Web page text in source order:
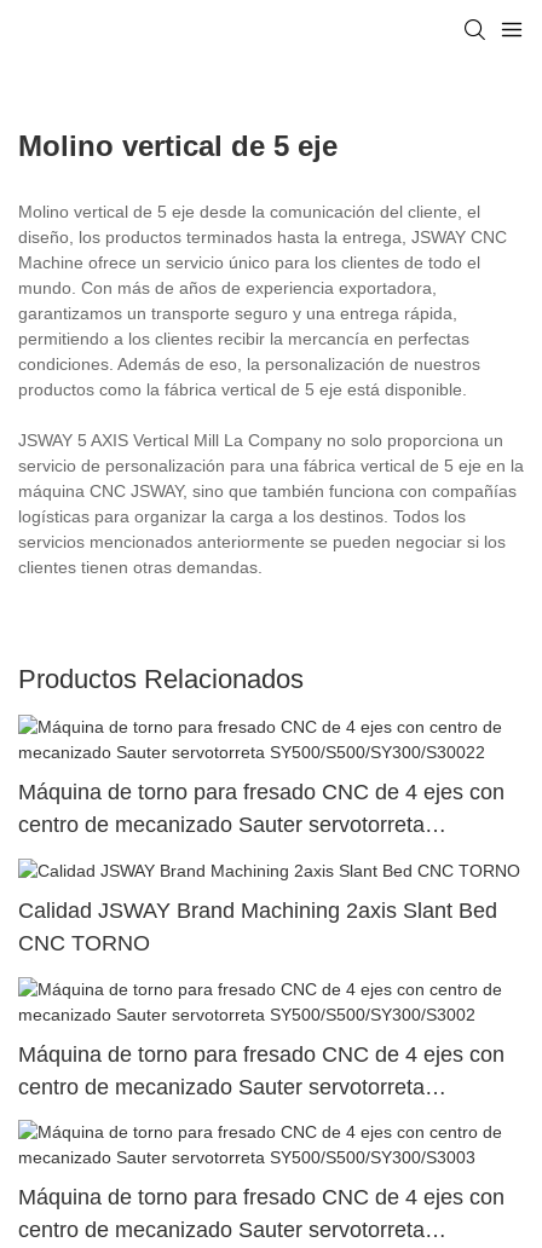
Molino vertical de 5 eje
Molino vertical de 5 eje desde la comunicación del cliente, el
diseño, los productos terminados hasta la entrega, JSWAY CNC
Machine ofrece un servicio único para los clientes de todo el
mundo. Con más de años de experiencia exportadora,
garantizamos un transporte seguro y una entrega rápida,
permitiendo a los clientes recibir la mercancía en perfectas
condiciones. Además de eso, la personalización de nuestros
productos como la fábrica vertical de 5 eje está disponible.
JSWAY 5 AXIS Vertical Mill La Company no solo proporciona un
servicio de personalización para una fábrica vertical de 5 eje en la
máquina CNC JSWAY, sino que también funciona con compañías
logísticas para organizar la carga a los destinos. Todos los
servicios mencionados anteriormente se pueden negociar si los
clientes tienen otras demandas.
Productos Relacionados
Máquina de torno para fresado CNC de 4 ejes con
centro de mecanizado Sauter servotorreta
SY500/S500/SY300/S30022
Calidad JSWAY Brand Machining 2axis Slant Bed
CNC TORNO
Máquina de torno para fresado CNC de 4 ejes con
centro de mecanizado Sauter servotorreta
SY500/S500/SY300/S3002
Máquina de torno para fresado CNC de 4 ejes con
centro de mecanizado Sauter servotorreta